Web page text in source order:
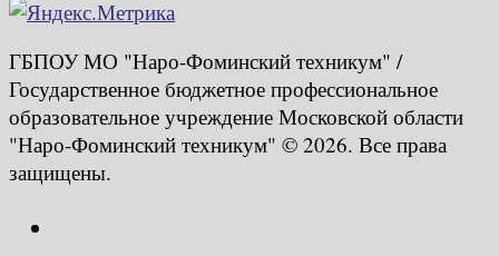
ГБПОУ МО "Наро-Фоминский техникум" /
Государственное бюджетное профессиональное
образовательное учреждение Московской области
"Наро-Фоминский техникум" © 2026. Все права
защищены.